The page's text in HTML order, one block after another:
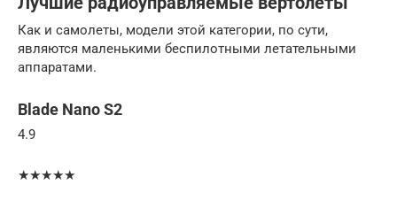
Как и самолеты, модели этой категории, по сути,
являются маленькими беспилотными летательными
аппаратами.
Blade Nano S2
4.9
★★★★★